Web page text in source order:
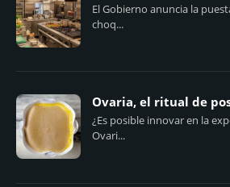
El Gobierno anuncia la
choq...
Ovaria, el ritual de
¿Es posible innovar en la
Ovari...